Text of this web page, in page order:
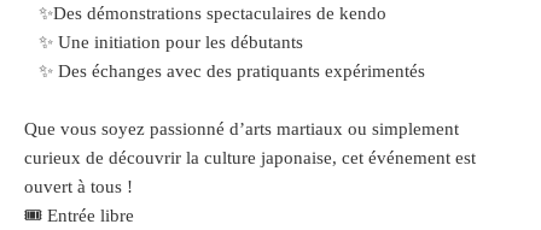
✨Des démonstrations spectaculaires de kendo
✨ Une initiation pour les débutants
✨ Des échanges avec des pratiquants expérimentés
Que vous soyez passionné d’arts martiaux ou simplement
curieux de découvrir la culture japonaise, cet événement est
ouvert à tous !
🎟️ Entrée libre